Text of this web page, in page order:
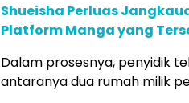
Shueisha Perluas
Platform Manga yang
Dalam prosesnya, penyidik
antaranya dua rumah milik